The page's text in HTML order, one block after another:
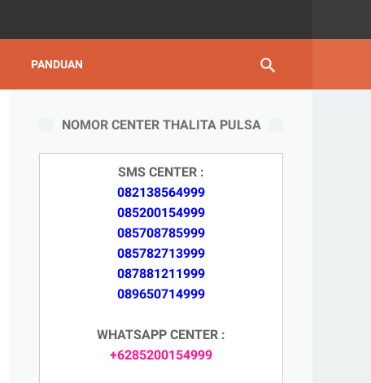
PANDUAN
NOMOR CENTER THALITA PULSA
SMS CENTER :
082138564999
085200154999
085708785999
085782713999
087881211999
089650714999
WHATSAPP CENTER :
+6285200154999